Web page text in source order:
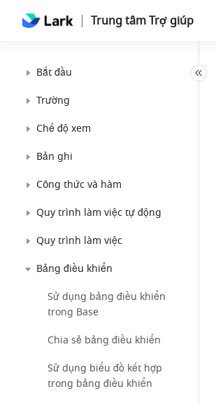
Trung tâm Trợ giúp
Bắt đầu
Trường
Chế độ xem
Bản ghi
Công thức và hàm
Quy trình làm việc tự động
Quy trình làm việc
Bảng điều khiển
Sử dụng bảng điều khiển
trong Base
Chia sẻ bảng điều khiển
Sử dụng biểu đồ kết hợp
trong bảng điều khiển